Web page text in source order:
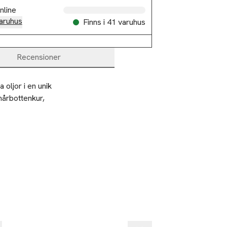
Finns i 41 varuhus
Recensioner
oljor i en unik